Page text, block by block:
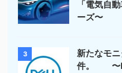
「電気自
ーズ〜
3
新たなモ
件。 〜